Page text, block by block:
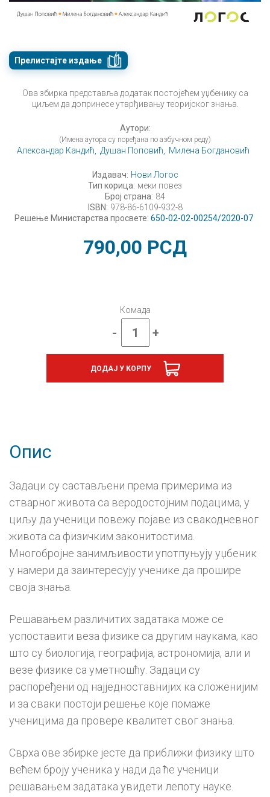
Прелистајте издање
Ова збирка представља додатак постојећем уџбенику са
циљем да допринесе утврђивању теоријског знања.
Аутори:
(Имена аутора су поређана по азбучном реду)
Александар Кандић, Душан Поповић, Милена Богдановић
Издавач: Нови Логос
Тип корица: меки повез
Број страна: 84
ISBN: 978-86-6109-932-8
Решење Министарства просвете: 650-02-02-00254/2020-07
790,00 РСД
Комада
-
Физика
задатака
за
+
ДОДАЈ У КОРПУ
Опис
Задаци су састављени према примерима из
стварног живота са веродостојним подацима, у
циљу да ученици повежу појаве из свакодневног
живота са физичким законитостима.
Многобројне занимљивости употпуњују уџбеник
у намери да заинтересују ученике да прошире
своја знања.
Решавањем различитих задатака може се
успоставити веза физике са другим наукама, као
што су биологија, географија, астрономија, али и
везе физике са уметношћу. Задаци су
распоређени од најједноставнијих ка сложенијим
и за сваки постоји решење које помаже
ученицима да провере квалитет свог знања.
Сврха ове збирке јесте да приближи физику што
већем броју ученика у нади да ће ученици
решавањем задатака увидети лепоту науке.